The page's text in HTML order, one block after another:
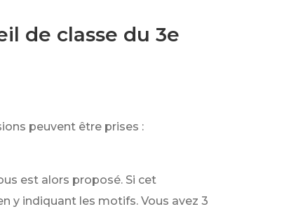
de classe du 3e
peuvent être prises :
est alors proposé. Si cet
y indiquant les motifs. Vous avez 3